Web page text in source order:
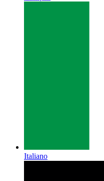
Italiano